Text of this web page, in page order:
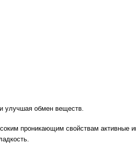
улучшая обмен веществ.
проникающим свойствам активные